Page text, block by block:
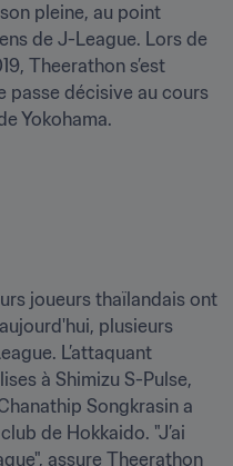
pleine, au point
de J-League. Lors de
Theerathon s’est
passe décisive au cours
Yokohama.
joueurs thaïlandais ont
plusieurs
L’attaquant
à Shimizu S-Pulse,
Songkrasin a
de Hokkaido. "J’ai
assure Theerathon